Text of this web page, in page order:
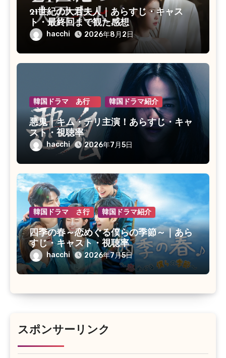
21世紀の大君夫人｜あらすじ・キャス
ト・最終回まで観た感想
hacchi 2026年8月2日
韓国ドラマ あ行 韓国ドラマ紹介
悪鬼｜キム・テリ主演！あらすじ・キャ
スト・視聴率
hacchi 2026年7月5日
韓国ドラマ さ行 韓国ドラマ紹介
四季の春～恋めぐる僕らの季節～｜あら
すじ・キャスト・視聴率
hacchi 2026年7月5日
スポンサーリンク